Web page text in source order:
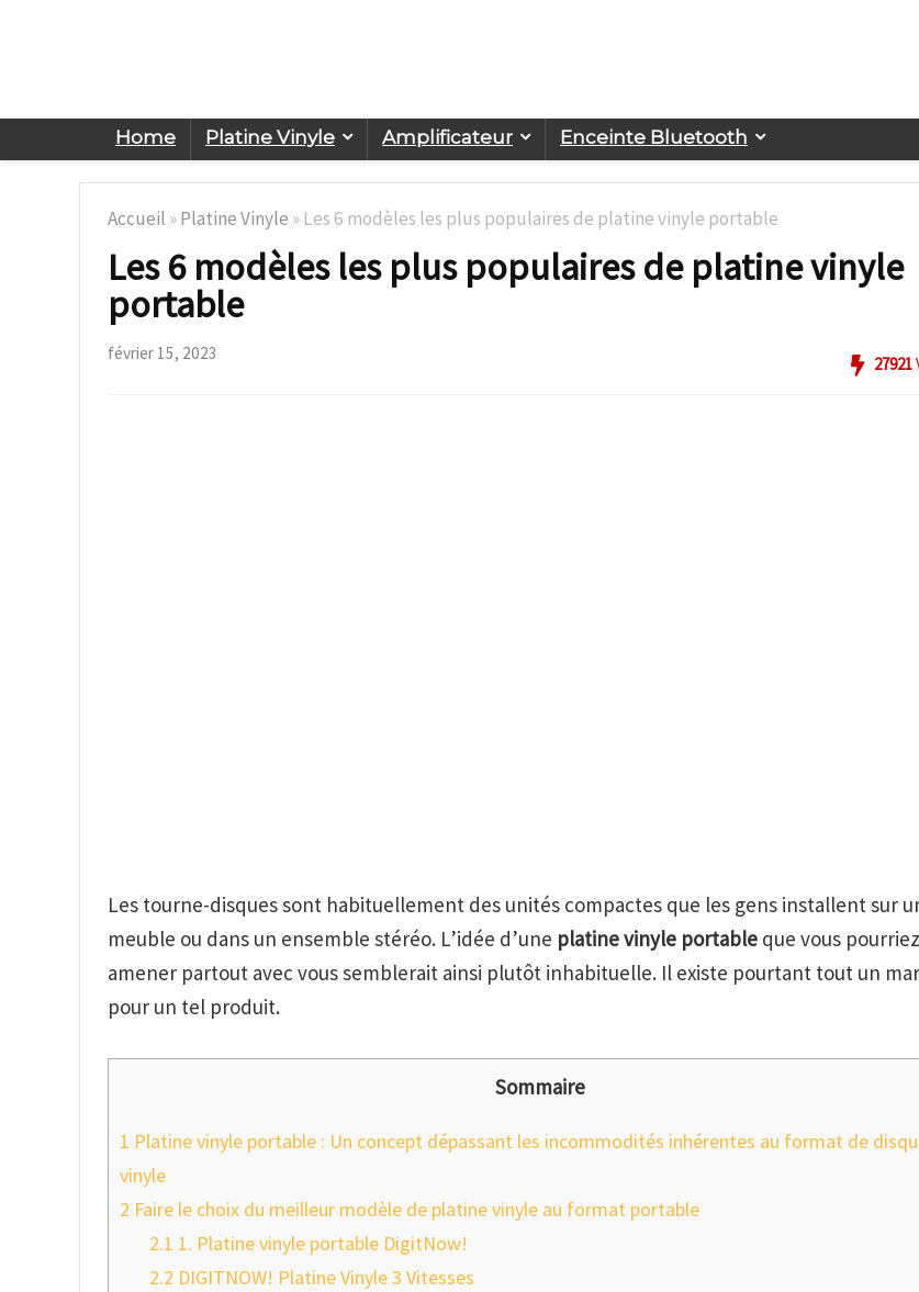
Home Platine Vinyle Amplificateur Enceinte Bluetooth
Accueil »Platine Vinyle » Les 6 modèles les plus populaires de platine vinyle portable
Les 6 modèles les plus populaires de platine vinyle
portable
février 15, 2023
27921
Les tourne-disques sont habituellement des unités compactes que les gens installent sur
meuble ou dans un ensemble stéréo. L’idée d’une platine vinyle portable que vous pourriez
amener partout avec vous semblerait ainsi plutôt inhabituelle. Il existe pourtant tout un
pour un tel produit.
Sommaire
1 Platine vinyle portable : Un concept dépassant les incommodités inhérentes au format de
vinyle
2 Faire le choix du meilleur modèle de platine vinyle au format portable
2.1 1. Platine vinyle portable DigitNow!
2.2 DIGITNOW! Platine Vinyle 3 Vitesses